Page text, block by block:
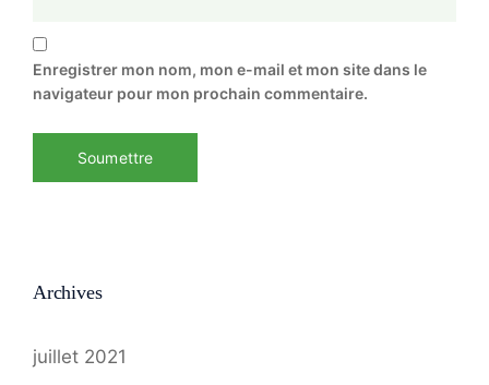
Enregistrer mon nom, mon e-mail et mon site dans le
navigateur pour mon prochain commentaire.
Archives
juillet 2021